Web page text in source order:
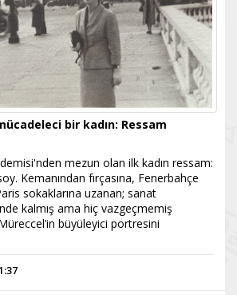
bir kadın: Ressam
mezun olan ilk kadın ressam:
Kemanından fırçasına, Fenerbahçe
sokaklarına uzanan; sanat
kalmış ama hiç vazgeçmemiş
büyüleyici portresini